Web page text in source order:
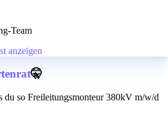
Team
anzeigen
🤫
du so Freileitungsmonteur 380kV m/w/d